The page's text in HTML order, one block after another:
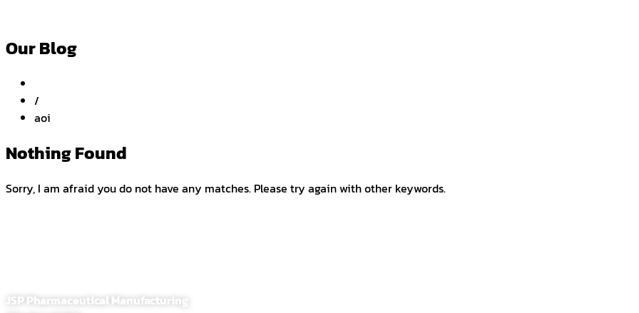
Our Blog
/
aoi
Nothing Found
Sorry, I am afraid you do not have any matches. Please try again with other keywords.
JSP Pharmaceutical Manufacturing